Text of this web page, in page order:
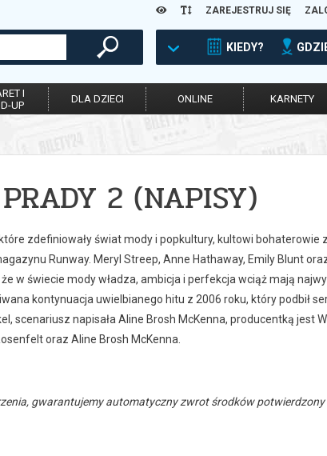
ZAREJESTRUJ SIĘ
KIEDY?
I
UP
DLA DZIECI ONLINE KARNETY
2 (NAPISY)
zdefiniowały świat mody i popkultury, kultowi bohaterowie
Runway. Meryl Streep, Anne Hathaway, Emily Blunt
w świecie mody władza, ambicja i perfekcja wciąż mają
kontynuacja uwielbianego hitu z 2006 roku, który podbił
scenariusz napisała Aline Brosh McKenna, producentką jest
oraz Aline Brosh McKenna.
gwarantujemy automatyczny zwrot środków